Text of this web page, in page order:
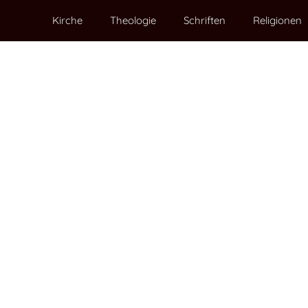
Kirche Theologie Schriften Religionen